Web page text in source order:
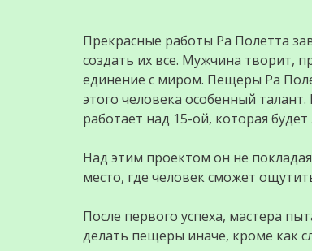
Прекрасные работы Ра Полетта
создать их все. Мужчина творит,
единение с миром. Пещеры Ра
этого человека особенный
работает над 15-ой, которая
Над этим проектом он не
место, где человек сможет
После первого успеха, мастера
делать пещеры иначе, кроме как